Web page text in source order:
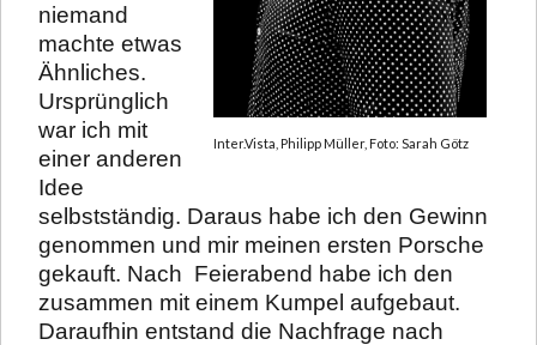
Inter.Vista, Philipp Müller, Foto: Sarah Götz
niemand
machte etwas
Ähnliches.
Ursprünglich
war ich mit
einer anderen
Idee
selbstständig. Daraus habe ich den Gewinn
genommen und mir meinen ersten Porsche
gekauft. Nach Feierabend habe ich den
zusammen mit einem Kumpel aufgebaut.
Daraufhin entstand die Nachfrage nach